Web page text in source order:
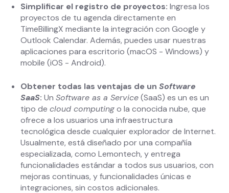
Simplificar el registro de proyectos: Ingresa los
proyectos de tu agenda directamente en
TimeBillingX mediante la integración con Google y
Outlook Calendar. Además, puedes usar nuestras
aplicaciones para escritorio (macOS - Windows) y
mobile (iOS - Android).
Obtener todas las ventajas de un Software
SaaS: Un Software as a Service(SaaS) es un es un
tipo de cloud computingo la conocida nube, que
ofrece a los usuarios una infraestructura
tecnológica desde cualquier explorador de Internet.
Usualmente, está diseñado por una compañía
especializada, como Lemontech, y entrega
funcionalidades estándar a todos sus usuarios, con
mejoras continuas, y funcionalidades únicas e
integraciones, sin costos adicionales.